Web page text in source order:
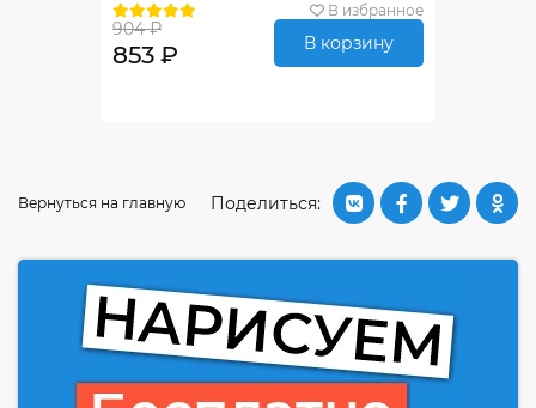
В избранное
904 ₽
853 ₽ В корзину
Поделиться:
Вернуться на главную